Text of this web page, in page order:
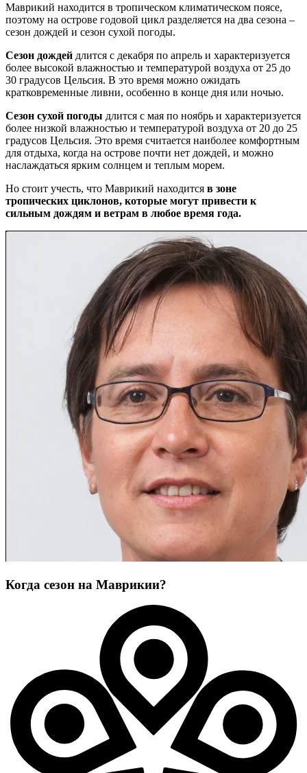
Маврикий находится в тропическом климатическом поясе,
поэтому на острове годовой цикл разделяется на два сезона –
сезон дождей и сезон сухой погоды.
Сезон дождей длится с декабря по апрель и характеризуется
более высокой влажностью и температурой воздуха от 25 до
30 градусов Цельсия. В это время можно ожидать
кратковременные ливни, особенно в конце дня или ночью.
Сезон сухой погоды длится с мая по ноябрь и характеризуется
более низкой влажностью и температурой воздуха от 20 до 25
градусов Цельсия. Это время считается наиболее комфортным
для отдыха, когда на острове почти нет дождей, и можно
наслаждаться ярким солнцем и теплым морем.
Но стоит учесть, что Маврикий находится в зоне
тропических циклонов, которые могут привести к
сильным дождям и ветрам в любое время года.
Когда сезон на Маврикии?